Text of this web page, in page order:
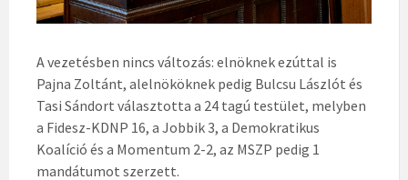
A vezetésben nincs változás: elnöknek ezúttal is
Pajna Zoltánt, alelnököknek pedig Bulcsu Lászlót és
Tasi Sándort választotta a 24 tagú testület, melyben
a Fidesz-KDNP 16, a Jobbik 3, a Demokratikus
Koalíció és a Momentum 2-2, az MSZP pedig 1
mandátumot szerzett.